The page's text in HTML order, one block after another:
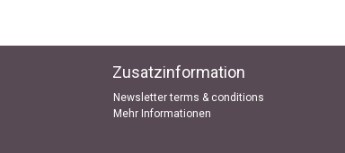
Zusatzinformation
Newsletter terms & conditions
Mehr Informationen